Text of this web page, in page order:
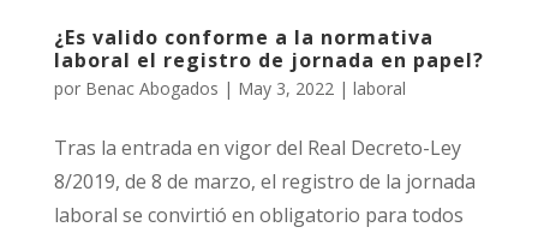
¿Es valido conforme a la normativa
laboral el registro de jornada en papel?
por Benac Abogados | May 3, 2022 | laboral
Tras la entrada en vigor del Real Decreto-Ley
8/2019, de 8 de marzo, el registro de la jornada
laboral se convirtió en obligatorio para todos